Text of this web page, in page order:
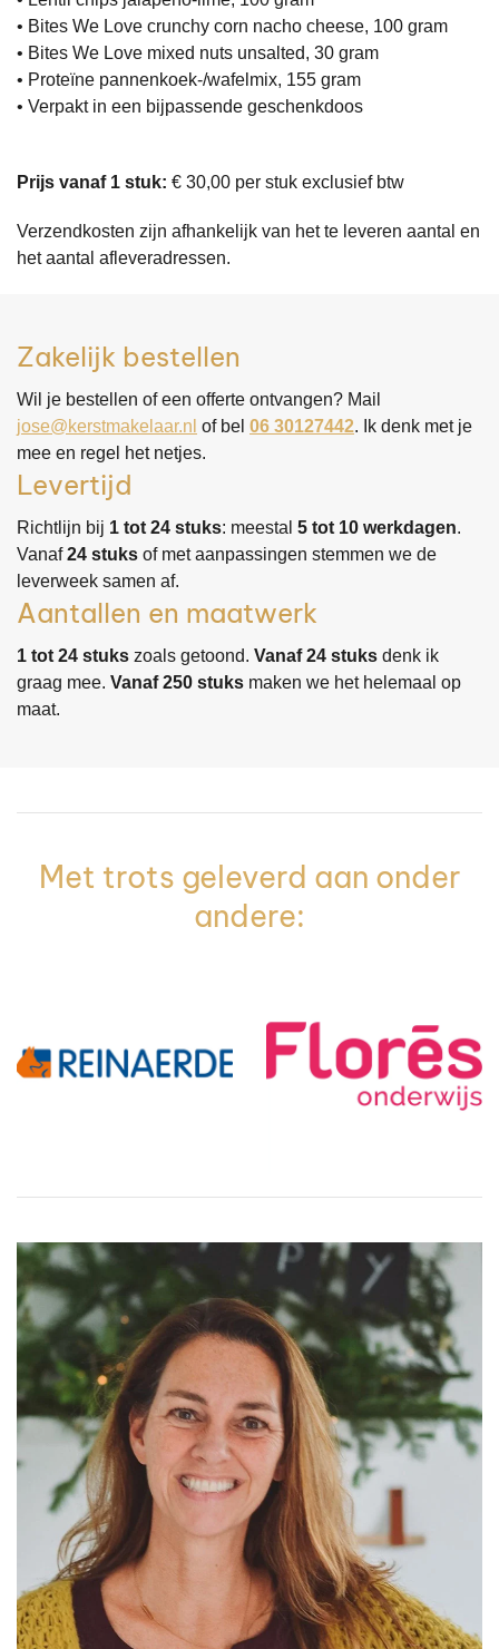
• Bites We Love crunchy corn nacho cheese, 100 gram
• Bites We Love mixed nuts unsalted, 30 gram
• Proteïne pannenkoek-/wafelmix, 155 gram
• Verpakt in een bijpassende geschenkdoos
Prijs vanaf 1 stuk: € 30,00 per stuk exclusief btw
Verzendkosten zijn afhankelijk van het te leveren aantal en
het aantal afleveradressen.
Zakelijk bestellen
Wil je bestellen of een offerte ontvangen? Mail
jose@kerstmakelaar.nl of bel 06 30127442. Ik denk met je
mee en regel het netjes.
Levertijd
Richtlijn bij 1 tot 24 stuks: meestal 5 tot 10 werkdagen.
Vanaf24 stuks of met aanpassingen stemmen we de
leverweek samen af.
Aantallen en maatwerk
1 tot 24 stuks zoals getoond. Vanaf 24 stuks denk ik
graag mee. Vanaf 250 stuks maken we het helemaal op
maat.
Met trots geleverd aan onder
andere: